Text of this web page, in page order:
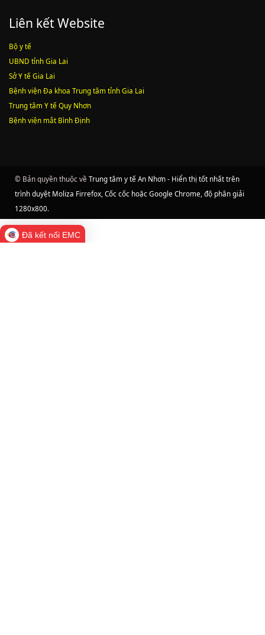
Liên kết Website
Bộ y tế
UBND tỉnh Gia Lai
Sở Y tế Gia Lai
Bệnh viện Đa khoa Trung tâm tỉnh Gia Lai
Trung tâm Y tế Quy Nhơn
Bệnh viện mắt Bình Định
© Bản quyền thuộc về Trung tâm y tế An Nhơn - Hiển thị tốt nhất trên
trình duyệt Moliza Firrefox, Cốc cốc hoặc Google Chrome, độ phân giải
1280x800.
Đã kết nối EMC